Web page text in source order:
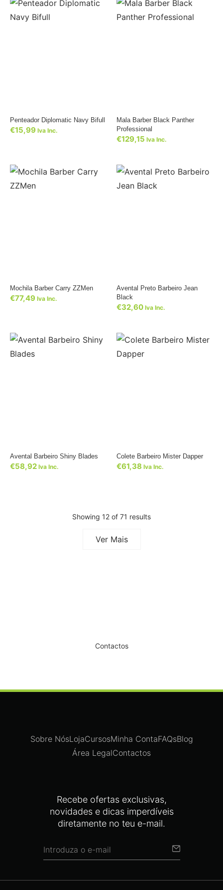
Penteador Diplomatic Navy Bifull
€15,99 Iva Inc.
Mala Barber Black Panther
Professional
€129,15 Iva Inc.
Mochila Barber Carry ZZMen
€77,49 Iva Inc.
Avental Preto Barbeiro Jean
Black
€32,60 Iva Inc.
Avental Barbeiro Shiny Blades
€58,92 Iva Inc.
Colete Barbeiro Mister Dapper
€61,38 Iva Inc.
Showing 12 of 71 results
Ver Mais
Contactos
Recebe ofertas exclusivas,
novidades e dicas imperdíveis
diretamente no teu e-mail.
Sobre NósLojaCursosMinha ContaFAQsBlog
Área LegalContactos